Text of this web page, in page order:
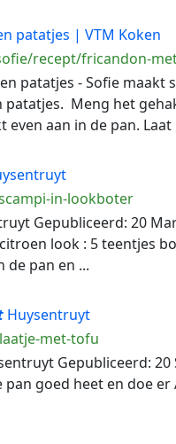
patatjes | VTM Koken
recept/fricandon-
patatjes - Sofie maakt
Meng het
aan in de pan. Laat
in-lookboter
Gepubliceerd: 20
look : 5 teentjes
pan en ...
Huysentruyt
met-tofu
Gepubliceerd: 20
goed heet en doe